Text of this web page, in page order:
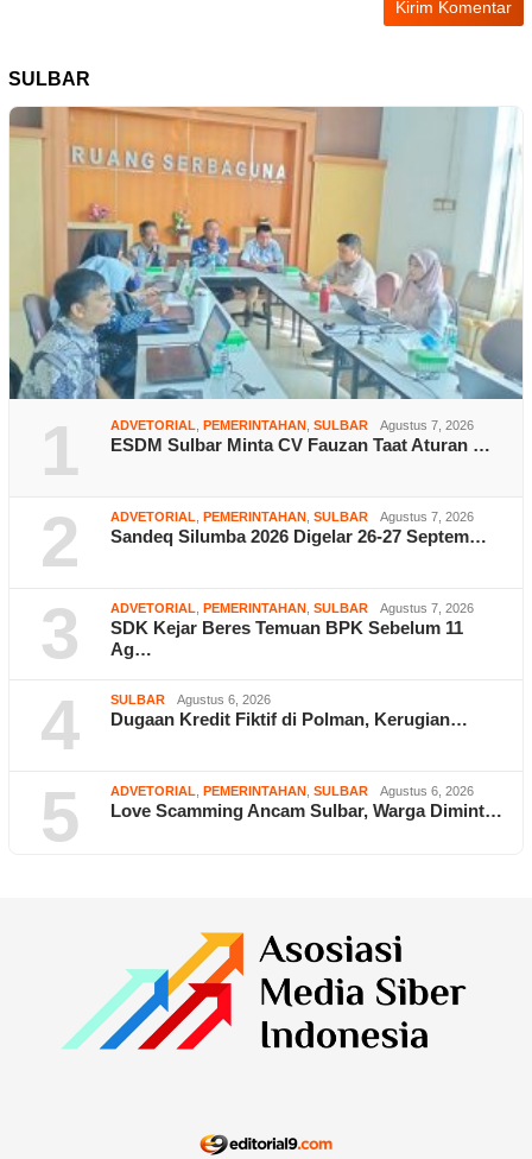
SULBAR
1 ADVETORIAL PEMERINTAHAN SULBAR Agustus 7, 2026
ESDM Sulbar Minta CV Fauzan Taat Aturan …
2 ADVETORIAL PEMERINTAHAN SULBAR Agustus 7, 2026
Sandeq Silumba 2026 Digelar 26-27 Septem…
3 ADVETORIAL PEMERINTAHAN SULBAR Agustus 7, 2026
SDK Kejar Beres Temuan BPK Sebelum 11
Ag…
4 SULBAR Agustus 6, 2026
Dugaan Kredit Fiktif di Polman, Kerugian…
5 ADVETORIAL PEMERINTAHAN SULBAR Agustus 6, 2026
Love Scamming Ancam Sulbar, Warga Dimint…